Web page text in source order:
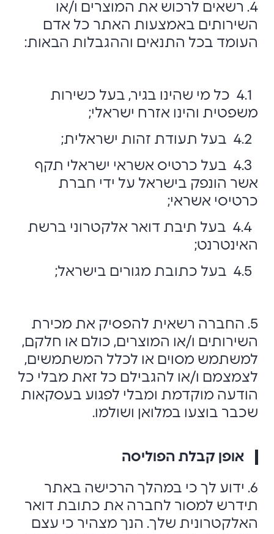
4. רשאים לרכוש את המוצרים ו/או
השירותים באמצעות האתר כל אדם
העומד בכל התנאים וההגבלות הבאות:
4.1 כל מי שהינו בגיר, בעל כשירות
משפטית והינו אזרח ישראלי;
4.3 בעל כרטיס אשראי ישראלי תקף
אשר הונפק בישראל על ידי חברת
כרטיסי אשראי;
4.4 בעל תיבת דואר אלקטרוני ברשת
האינטרנט;
5. החברה רשאית להפסיק את מכירת
השירותים ו/או המוצרים, כולם או חלקם,
למשתמש מסוים או לכלל המשתמשים,
לצמצמם ו/או להגבילם כל זאת מבלי כל
הודעה מוקדמת ומבלי לפגוע בעסקאות
שכבר בוצעו במלואן ושולמו.
אופן קבלת הפוליסה
6. ידוע לך כי במהלך הרכישה באתר
תידרש למסור לחברה את כתובת דואר
האלקטרונית שלך. הנך מצהיר כי עצם